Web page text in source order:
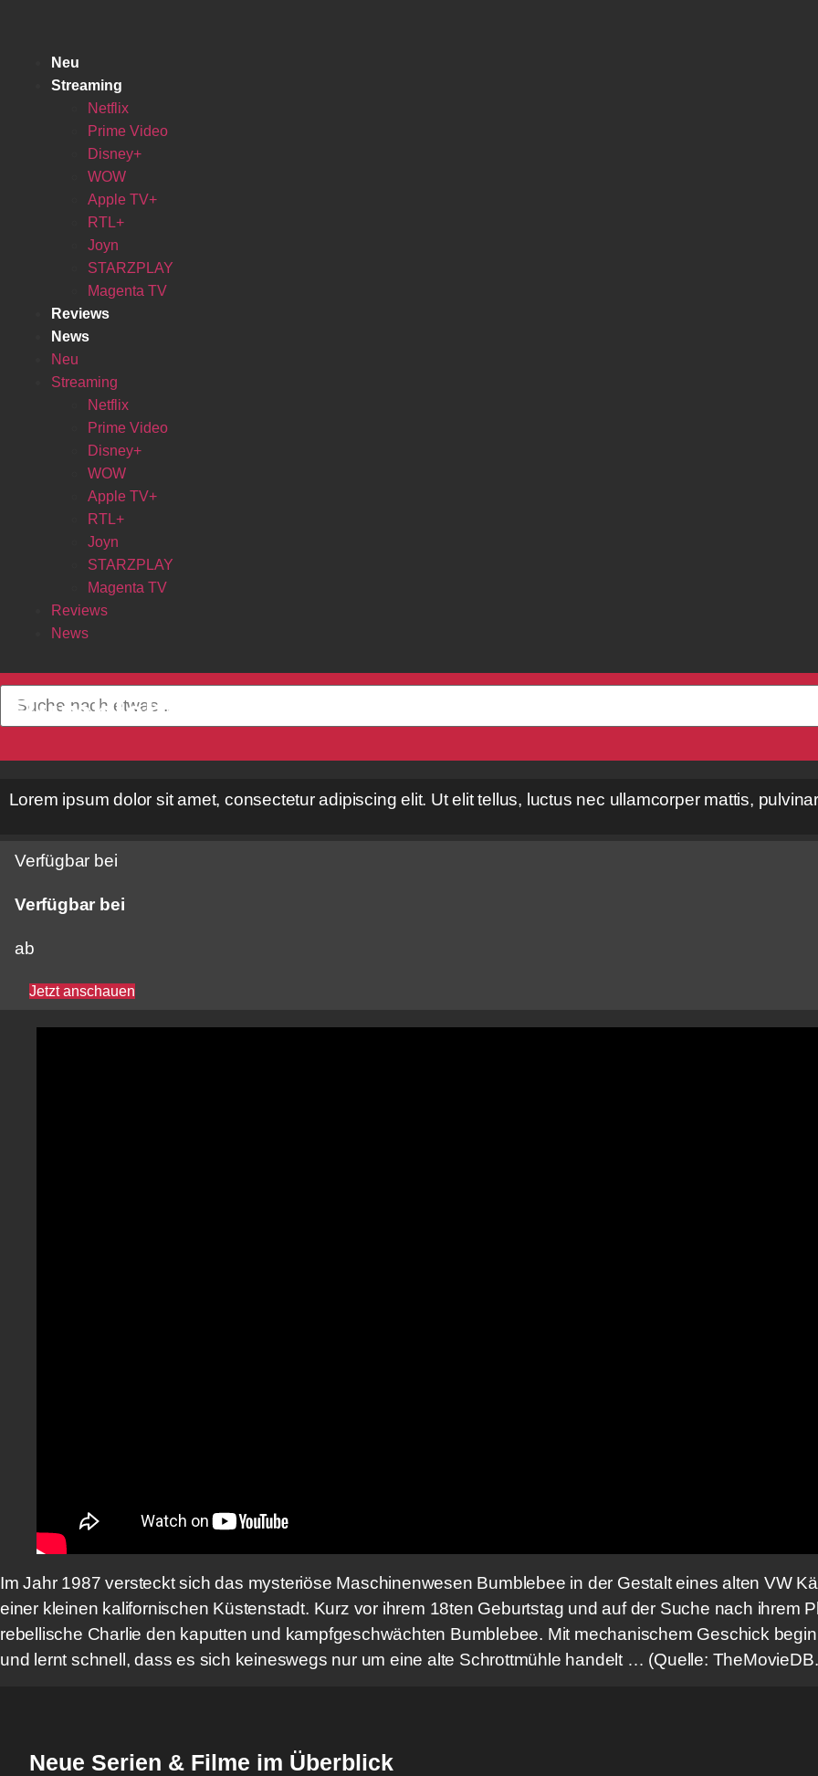
springenNeu
Streaming
Netflix
Prime Video
Disney+
WOW
Apple TV+
RTL+
Joyn
STARZPLAY
Magenta TV
Reviews
News
Neu
Streaming
Netflix
Prime Video
Disney+
WOW
Apple TV+
RTL+
Joyn
STARZPLAY
Magenta TV
Reviews
News
Bumblebee
Lorem ipsum dolor sit amet, consectetur adipiscing elit. Ut elit tellus, luctus nec ullamcorper mattis,
Verfügbar bei
Verfügbar bei
ab
Jetzt anschauen
Im Jahr 1987 versteckt sich das mysteriöse Maschinenwesen Bumblebee in der Gestalt eines alten VW
einer kleinen kalifornischen Küstenstadt. Kurz vor ihrem 18ten Geburtstag und auf der Suche nach ihrem
rebellische Charlie den kaputten und kampfgeschwächten Bumblebee. Mit mechanischem Geschick
und lernt schnell, dass es sich keineswegs nur um eine alte Schrottmühle handelt … (Quelle:
Neue Serien & Filme im Überblick